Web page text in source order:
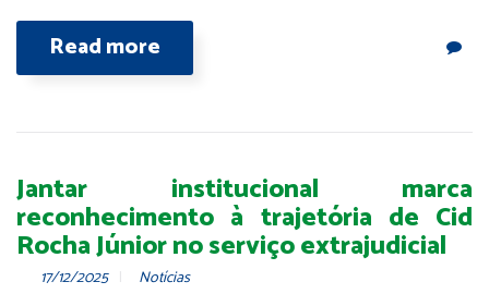
Read more
Jantar institucional marca
reconhecimento à trajetória de Cid
Rocha Júnior no serviço extrajudicial
17/12/2025 Notícias